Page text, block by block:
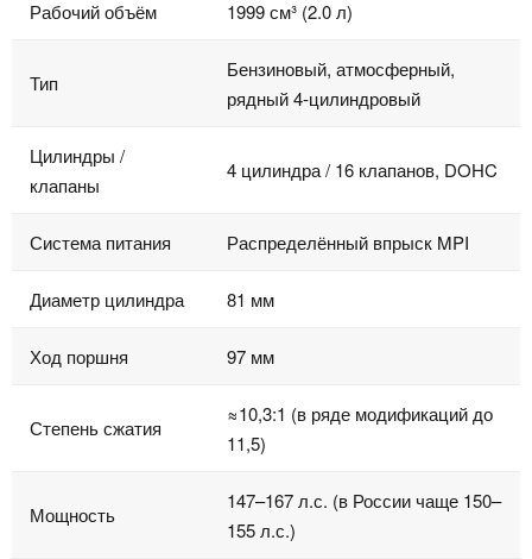
Рабочий объём 1999 см³ (2.0 л)
Тип
Бензиновый, атмосферный,
рядный 4‑цилиндровый
Цилиндры /
клапаны
4 цилиндра / 16 клапанов, DOHC
Система питания Распределённый впрыск MPI
Диаметр цилиндра 81 мм
Ход поршня 97 мм
Степень сжатия
≈10,3:1 (в ряде модификаций до
11,5)
Мощность
147–167 л.с. (в России чаще 150–
155 л.с.)